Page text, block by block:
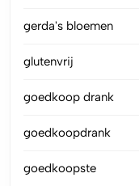
gerda's bloemen
glutenvrij
goedkoop drank
goedkoopdrank
goedkoopste